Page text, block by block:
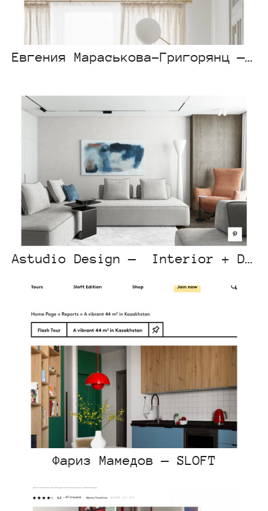
Евгения Мараськова-Григорянц — Architect & Interiors India
Astudio Design — Interior + Design
Фариз Мамедов — SLOFT